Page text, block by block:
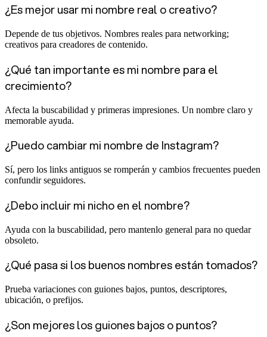
¿Es mejor usar mi nombre real o creativo?
Depende de tus objetivos. Nombres reales para networking;
creativos para creadores de contenido.
¿Qué tan importante es mi nombre para el
crecimiento?
Afecta la buscabilidad y primeras impresiones. Un nombre claro y
memorable ayuda.
¿Puedo cambiar mi nombre de Instagram?
Sí, pero los links antiguos se romperán y cambios frecuentes pueden
confundir seguidores.
¿Debo incluir mi nicho en el nombre?
Ayuda con la buscabilidad, pero mantenlo general para no quedar
obsoleto.
¿Qué pasa si los buenos nombres están tomados?
Prueba variaciones con guiones bajos, puntos, descriptores,
ubicación, o prefijos.
¿Son mejores los guiones bajos o puntos?